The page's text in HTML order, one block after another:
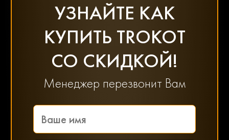
УЗНАЙТЕ КАК
КУПИТЬ TROKOT
СО СКИДКОЙ!
Менеджер перезвонит Вам